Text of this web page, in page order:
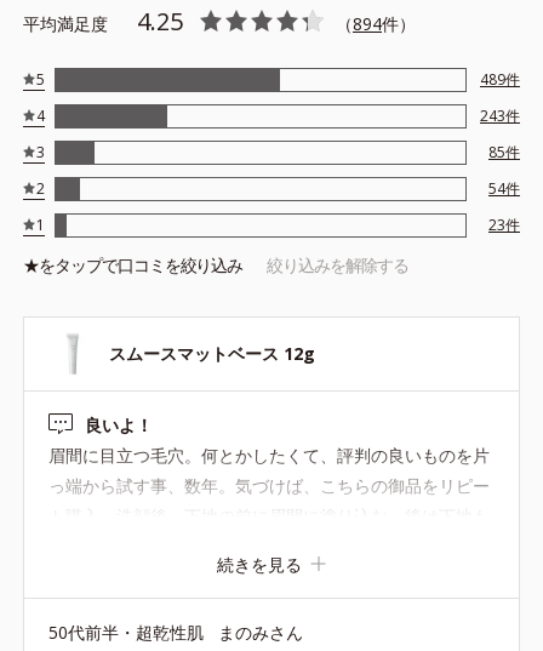
平均満足度 4.25 （894件）
5 489件
4
243件
3
85件
2
54件
1
23件
★をタップで口コミを絞り込み 絞り込みを解除する
スムースマットベース 12g
良いよ！
眉間に目立つ毛穴。何とかしたくて、評判の良いものを片
っ端から試す事、数年。気づけば、こちらの御品をリピー
ように塗る。すると、自分的に、許容範囲のお顔になりま
した。嬉しい！
続きを見る
50代前半・超乾性肌 まのみさん